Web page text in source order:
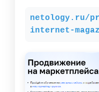
netology.ru/
internet-